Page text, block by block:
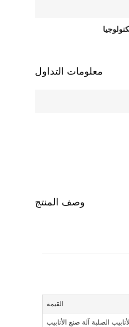
معلومات التداول
وصف المنتج
القيمة
الصلبة آلة صنع الأنابيب